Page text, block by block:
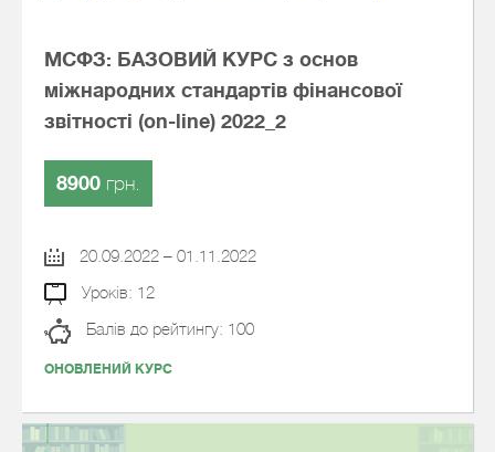
МСФЗ: БАЗОВИЙ КУРС з основ
міжнародних стандартів фінансової
звітності (on-line) 2022_2
8900 грн.
20.09.2022 – 01.11.2022
Уроків: 12
Балів до рейтингу: 100
ОНОВЛЕНИЙ КУРС